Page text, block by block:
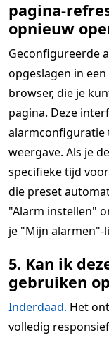
pagina-
opnieuw
Geconfigureerde
opgeslagen in
browser, die je
pagina. Deze
alarmconfiguratie
weergave. Als je
specifieke tijd
die preset
"Alarm instellen"
je "Mijn alarmen"-
5. Kan ik
gebruiken
Inderdaad. Het
volledig